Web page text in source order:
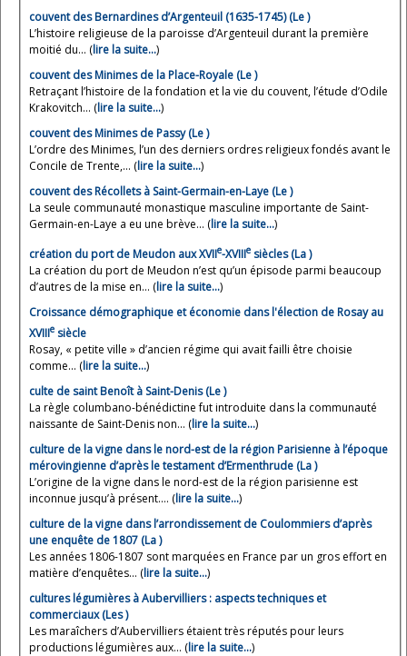
couvent des Bernardines d’Argenteuil (1635-1745) (Le )
L’histoire religieuse de la paroisse d’Argenteuil durant la première
moitié du... (lire la suite…)
couvent des Minimes de la Place-Royale (Le )
Retraçant l’histoire de la fondation et la vie du couvent, l’étude d’Odile
Krakovitch... (lire la suite…)
couvent des Minimes de Passy (Le )
L’ordre des Minimes, l’un des derniers ordres religieux fondés avant le
Concile de Trente,... (lire la suite…)
couvent des Récollets à Saint-Germain-en-Laye (Le )
La seule communauté monastique masculine importante de Saint-
Germain-en-Laye a eu une brève... (lire la suite…)
création du port de Meudon aux XVIIe-XVIIIe siècles (La )
La création du port de Meudon n’est qu’un épisode parmi beaucoup
d’autres de la mise en... (lire la suite…)
Croissance démographique et économie dans l'élection de Rosay au
XVIIIe siècle
Rosay, « petite ville » d’ancien régime qui avait failli être choisie
comme... (lire la suite…)
culte de saint Benoît à Saint-Denis (Le )
La règle columbano-bénédictine fut introduite dans la communauté
naissante de Saint-Denis non... (lire la suite…)
culture de la vigne dans le nord-est de la région Parisienne à l’époque
mérovingienne d’après le testament d’Ermenthrude (La )
L’origine de la vigne dans le nord-est de la région parisienne est
inconnue jusqu’à présent.... (lire la suite…)
culture de la vigne dans l’arrondissement de Coulommiers d’après
une enquête de 1807 (La )
Les années 1806-1807 sont marquées en France par un gros effort en
matière d’enquêtes... (lire la suite…)
cultures légumières à Aubervilliers : aspects techniques et
commerciaux (Les )
Les maraîchers d’Aubervilliers étaient très réputés pour leurs
productions légumières aux... (lire la suite…)